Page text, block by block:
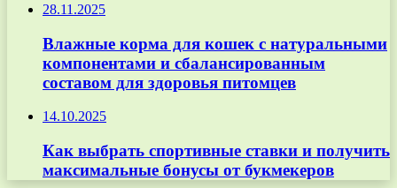
28.11.2025
Влажные корма для кошек с натуральными
компонентами и сбалансированным
составом для здоровья питомцев
14.10.2025
Как выбрать спортивные ставки и получить
максимальные бонусы от букмекеров